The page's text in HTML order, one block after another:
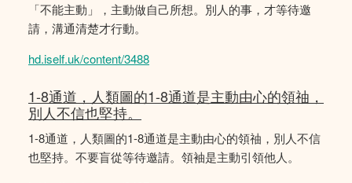
「不能主動」，主動做自己所想。別人的事，才等待邀
請，溝通清楚才行動。
hd.iself.uk/content/3488
1-8通道，人類圖的1-8通道是主動由心的領䄂，
別人不信也堅持。
1-8通道，人類圖的1-8通道是主動由心的領䄂，別人不信
也堅持。不要盲從等待邀請。領袖是主動引領他人。